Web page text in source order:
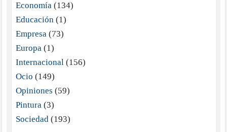
Economía(134)
Educación(1)
Empresa(73)
Europa(1)
Internacional(156)
Ocio (149)
Opiniones (59)
Pintura(3)
Sociedad(193)